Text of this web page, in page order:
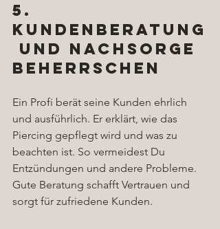
5.
Kundenberatung
und Nachsorge
beherrschen
Ein Profi berät seine Kunden ehrlich
und ausführlich. Er erklärt, wie das
Piercing gepflegt wird und was zu
beachten ist. So vermeidest Du
Entzündungen und andere Probleme.
Gute Beratung schafft Vertrauen und
sorgt für zufriedene Kunden.